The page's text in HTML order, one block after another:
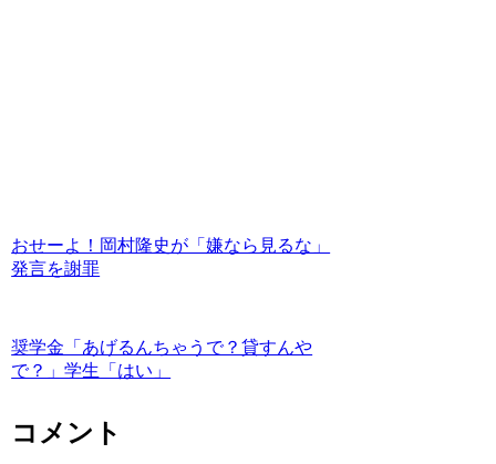
おせーよ！岡村隆史が「嫌なら見るな」
発言を謝罪
奨学金「あげるんちゃうで？貸すんや
で？」学生「はい」
コメント